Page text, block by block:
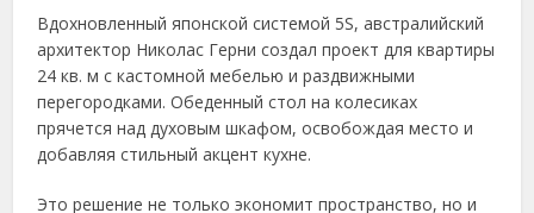
Вдохновленный японской системой 5S, австралийский
архитектор Николас Герни создал проект для квартиры
24 кв. м с кастомной мебелью и раздвижными
перегородками. Обеденный стол на колесиках
прячется над духовым шкафом, освобождая место и
добавляя стильный акцент кухне.
Это решение не только экономит пространство, но и